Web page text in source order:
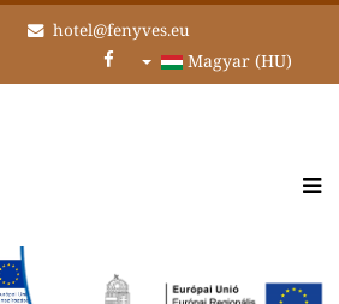
hotel@fenyves.eu
Magyar (HU)